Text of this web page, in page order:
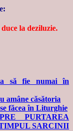
la deziluzie.
să fie numai în
amâne căsătoria
făcea în Liturghie
PURTAREA
SARCINII